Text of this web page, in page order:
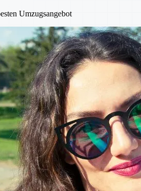
Umzugsangebot